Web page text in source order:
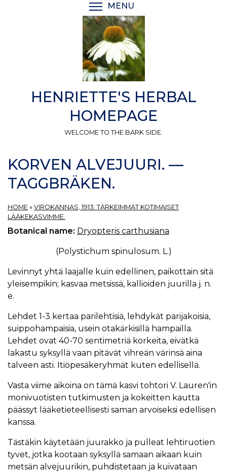
MENU
HENRIETTE'S HERBAL
HOMEPAGE
WELCOME TO THE BARK SIDE.
KORVEN ALVEJUURI. —
TAGGBRÄKEN.
HOME » VIROKANNAS, 1913: TÄRKEIMMÄT KOTIMAISET
LÄÄKEKASVIMME.
Botanical name: Dryopteris carthusiana
(Polystichum spinulosum. L.)
Levinnyt yhtä laajalle kuin edellinen, paikottain sitä
yleisempikin; kasvaa metsissä, kallioiden juurilla j. n.
e.
Lehdet 1-3 kertaa parilehtisiä, lehdykät parijakoisia,
suippohampaisia, usein otakärkisillä hampailla.
Lehdet ovat 40-70 sentimetriä korkeita, eivätkä
lakastu syksyllä vaan pitävät vihreän värinsä aina
talveen asti. Itiöpesäkeryhmät kuten edellisellä.
Vasta viime aikoina on tämä kasvi tohtori V. Lauren'in
monivuotisten tutkimusten ja kokeitten kautta
päässyt lääketieteellisesti saman arvoiseksi edellisen
kanssa.
Tästäkin käytetään juurakko ja pulleat lehtiruotien
tyvet, jotka kootaan syksyllä samaan aikaan kuin
metsän alvejuurikin, puhdistetaan ja kuivataan